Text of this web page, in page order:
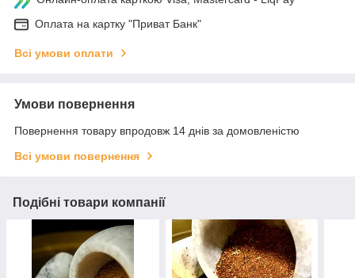
Оплата на картку "Приват Банк"
Всі умови оплати
Умови повернення
Повернення товару впродовж 14 днів за домовленістю
Всі умови повернення
Подібні товари компанії